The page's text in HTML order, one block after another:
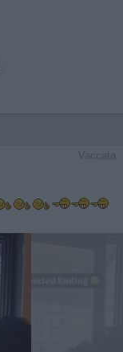
Vaccata